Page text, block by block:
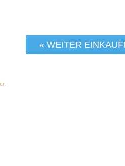
« WEITER